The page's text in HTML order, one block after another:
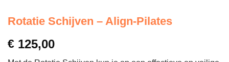
Rotatie Schijven – Align-Pilates
€ 125,00